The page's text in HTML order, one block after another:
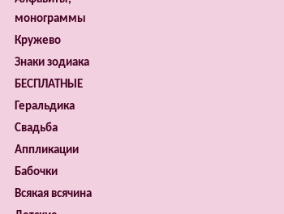
монограммы
Кружево
Знаки зодиака
БЕСПЛАТНЫЕ
Геральдика
Свадьба
Аппликации
Бабочки
Всякая всячина